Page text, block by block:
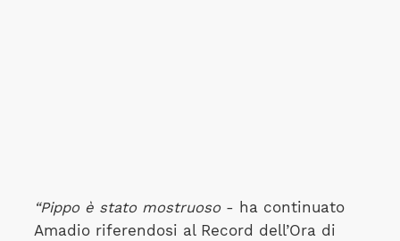
“Pippo è stato mostruoso- ha continuato
Amadio riferendosi al Record dell’Ora di